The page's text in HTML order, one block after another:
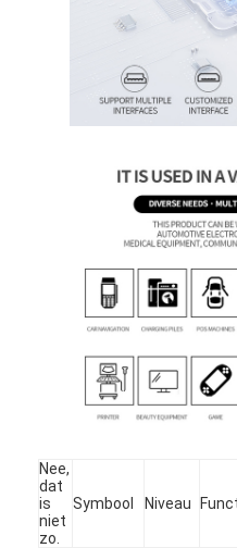
Producten
Over ons
Nee,
dat
is
niet
zo.
Symbool Niveau